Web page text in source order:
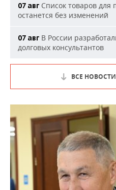
07 авг Список товаров для
останется без изменений
07 авг В России
долговых консультантов
ВСЕ